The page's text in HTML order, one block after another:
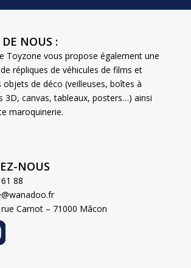
DE NOUS :
Toyzone vous propose également une
répliques de véhicules de films et
objets de déco (veilleuses, boîtes à
3D, canvas, tableaux, posters…) ainsi
maroquinerie.
NOUS
88
Carnot – 71000 Mâcon